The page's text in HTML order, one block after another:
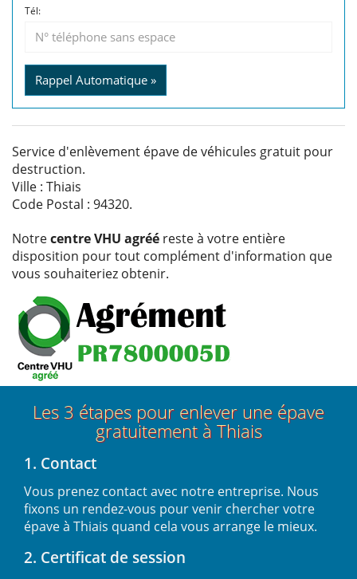
Tél:
Rappel Automatique »
Service d'enlèvement épave de véhicules gratuit pour
destruction.
Ville : Thiais
Code Postal : 94320.
Notrecentre VHU agréé reste à votre entière
disposition pour tout complément d'information que
vous souhaiteriez obtenir.
Les 3 étapes pour enlever une épave
gratuitement à Thiais
1. Contact
Vous prenez contact avec notre entreprise. Nous
fixons un rendez-vous pour venir chercher votre
épave à Thiais quand cela vous arrange le mieux.
2. Certificat de session